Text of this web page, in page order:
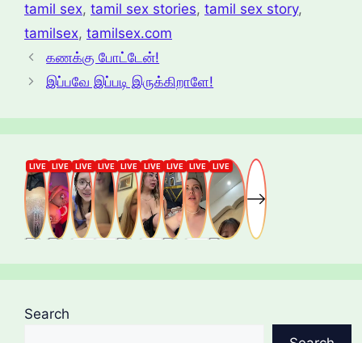
tamil sex, tamil sex stories, tamil sex story,
tamilsex, tamilsex.com
கணக்கு போட்டேன்!
இப்பவே இப்படி இருக்கிறாளே!
Search